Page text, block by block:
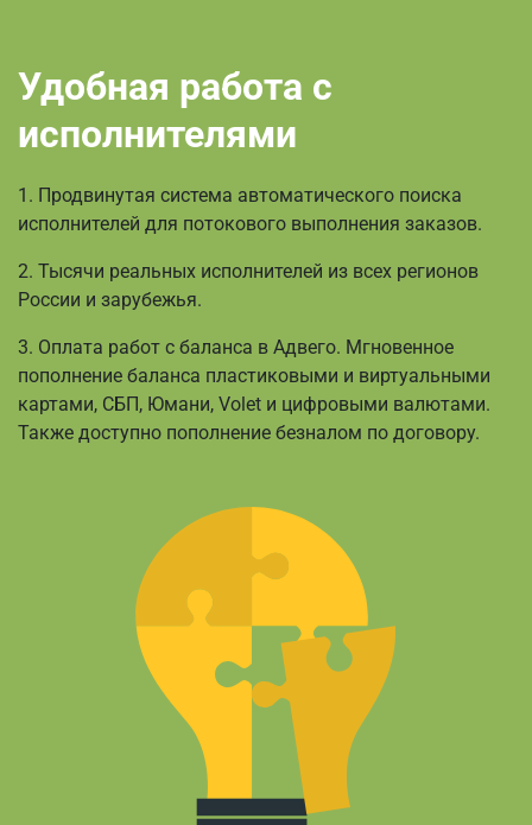
Удобная работа с
исполнителями
1. Продвинутая система автоматического поиска
исполнителей для потокового выполнения заказов.
2. Тысячи реальных исполнителей из всех регионов
России и зарубежья.
3. Оплата работ с баланса в Адвего. Мгновенное
пополнение баланса пластиковыми и виртуальными
картами, СБП, Юмани, Volet и цифровыми валютами.
Также доступно пополнение безналом по договору.